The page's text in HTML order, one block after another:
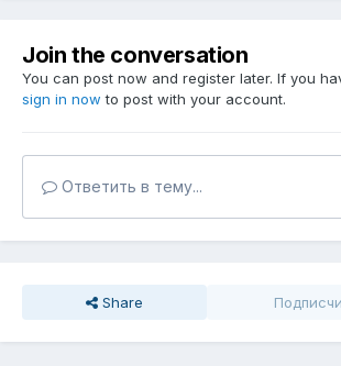
Join the conversation
You can post now and register later. If you
sign in now to post with your account.
Ответить в тему...
Share